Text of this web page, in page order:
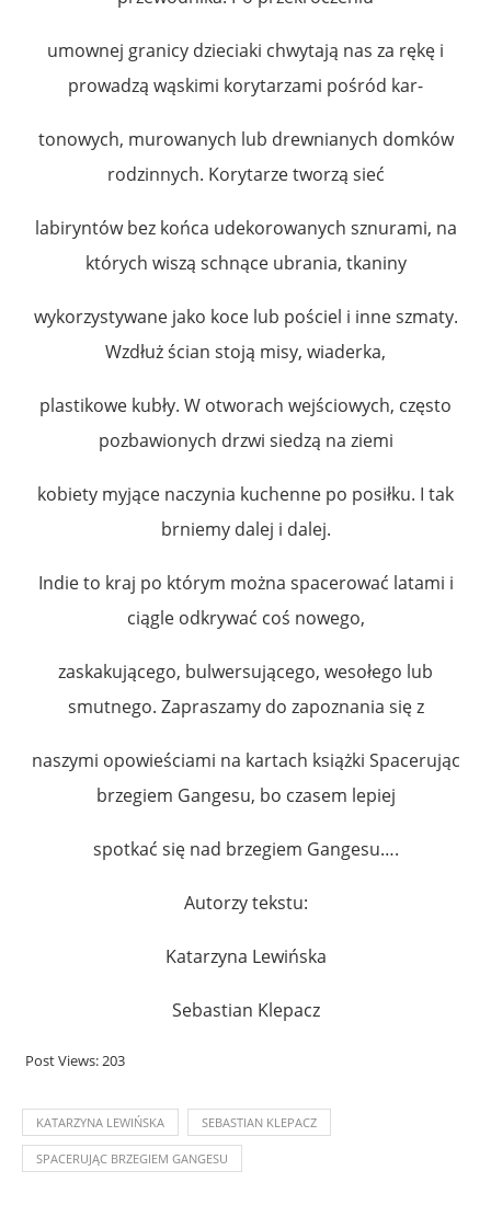
umownej granicy dzieciaki chwytają nas za rękę i
prowadzą wąskimi korytarzami pośród kar-
tonowych, murowanych lub drewnianych domków
rodzinnych. Korytarze tworzą sieć
labiryntów bez końca udekorowanych sznurami, na
których wiszą schnące ubrania, tkaniny
wykorzystywane jako koce lub pościel i inne szmaty.
Wzdłuż ścian stoją misy, wiaderka,
plastikowe kubły. W otworach wejściowych, często
pozbawionych drzwi siedzą na ziemi
kobiety myjące naczynia kuchenne po posiłku. I tak
brniemy dalej i dalej.
Indie to kraj po którym można spacerować latami i
ciągle odkrywać coś nowego,
zaskakującego, bulwersującego, wesołego lub
smutnego. Zapraszamy do zapoznania się z
naszymi opowieściami na kartach książki Spacerując
brzegiem Gangesu, bo czasem lepiej
spotkać się nad brzegiem Gangesu….
Autorzy tekstu:
Katarzyna Lewińska
Sebastian Klepacz
Post Views:203
KATARZYNA LEWIŃSKA SEBASTIAN KLEPACZ
SPACERUJĄC BRZEGIEM GANGESU